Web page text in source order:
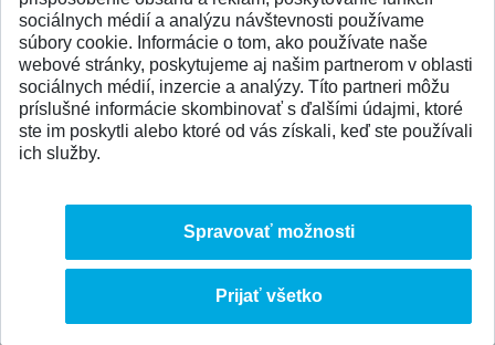
SPÄŤ NA VRCH
sociálnych médií a analýzu návštevnosti používame
súbory cookie. Informácie o tom, ako používate naše
webové stránky, poskytujeme aj našim partnerom v oblasti
sociálnych médií, inzercie a analýzy. Títo partneri môžu
príslušné informácie skombinovať s ďalšími údajmi, ktoré
ste im poskytli alebo ktoré od vás získali, keď ste používali
ich služby.
Spravovať možnosti
Prijať všetko